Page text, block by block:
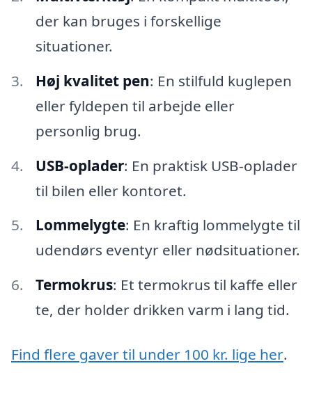
der kan bruges i forskellige
situationer.
Høj kvalitet pen: En stilfuld kuglepen
eller fyldepen til arbejde eller
personlig brug.
USB-oplader: En praktisk USB-oplader
til bilen eller kontoret.
Lommelygte: En kraftig lommelygte til
udendørs eventyr eller nødsituationer.
Termokrus: Et termokrus til kaffe eller
te, der holder drikken varm i lang tid.
Find flere gaver til under 100 kr. lige her.